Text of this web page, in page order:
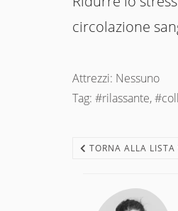
circolazione
Attrezzi: Nessuno
Tag: #rilassante,
TORNA ALLA LISTA